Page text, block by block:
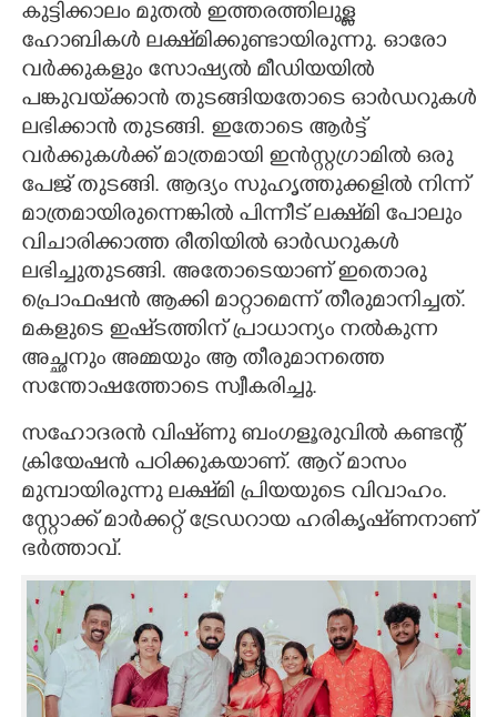
കുട്ടിക്കാലം മുതൽ ഇത്തരത്തിലുള്ള
ഹോബികൾ ലക്ഷ്‌മിക്കുണ്ടായിരുന്നു. ഓരോ
വർക്കുകളും സോഷ്യൽ മീഡിയയിൽ
പങ്കുവയ്‌ക്കാൻ തുടങ്ങിയതോടെ ഓർഡറുകൾ
ലഭിക്കാൻ തുടങ്ങി. ഇതോടെ ആർട്ട്
വർക്കുകൾക്ക് മാത്രമായി ഇൻസ്റ്റഗ്രാമിൽ ഒരു
പേജ് തുടങ്ങി. ആദ്യം സുഹൃത്തുക്കളിൽ നിന്ന്
മാത്രമായിരുന്നെങ്കിൽ പിന്നീട് ലക്ഷ്‌മി പോലും
വിചാരിക്കാത്ത രീതിയിൽ ഓർഡറുകൾ
ലഭിച്ചുതുടങ്ങി. അതോടെയാണ് ഇതൊരു
പ്രൊഫഷൻ ആക്കി മാറ്റാമെന്ന് തീരുമാനിച്ചത്.
മകളുടെ ഇഷ്‌ടത്തിന് പ്രാധാന്യം നൽകുന്ന
അച്ഛനും അമ്മയും ആ തീരുമാനത്തെ
സന്തോഷത്തോടെ സ്വീകരിച്ചു.
സഹോദരൻ വിഷ്‌ണു ബംഗളൂരുവിൽ കണ്ടന്റ്
ക്രിയേഷൻ പഠിക്കുകയാണ്. ആറ് മാസം
മുമ്പായിരുന്നു ലക്ഷ്‌മി പ്രിയയുടെ വിവാഹം.
സ്റ്റോക്ക് മാർക്കറ്റ് ട്രേഡറായ ഹരികൃഷ്‌ണനാണ്
ഭർത്താവ്.